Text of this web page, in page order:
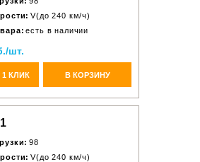
V(до 240 км/ч)
есть в наличии
шт.
КЛИК В КОРЗИНУ
98
V(до 240 км/ч)